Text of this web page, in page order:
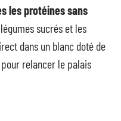
les protéines sans
sucrés et les
dans un blanc doté de
relancer le palais